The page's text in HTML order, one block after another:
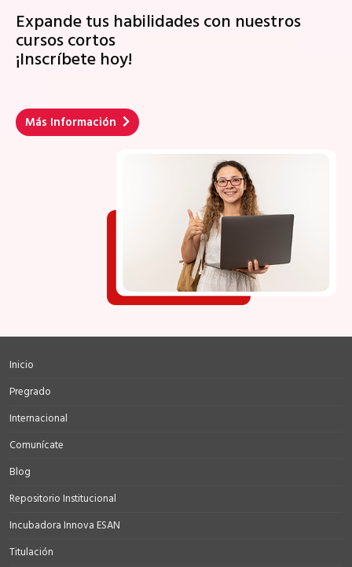
Expande tus habilidades con nuestros
cursos cortos
¡Inscríbete hoy!
Más Información
Inicio
Pregrado
Internacional
Comunícate
Blog
Repositorio Institucional
Incubadora Innova ESAN
Titulación